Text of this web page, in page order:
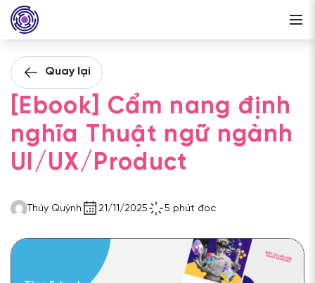
Quay lại
[Ebook] Cẩm nang định
nghĩa Thuật ngữ ngành
UI/UX/Product
Thúy Quỳnh 21/11/2025 5 phút đọc